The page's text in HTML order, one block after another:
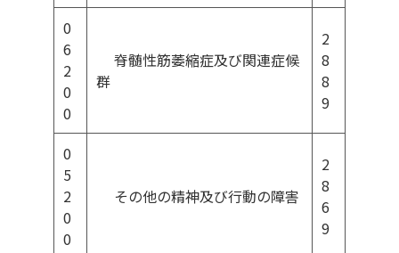
0
6
2
0
0
脊髄性筋萎縮症及び関連症候
群
2
8
8
9
0
5
2
0
0
その他の精神及び行動の障害
2
8
6
9